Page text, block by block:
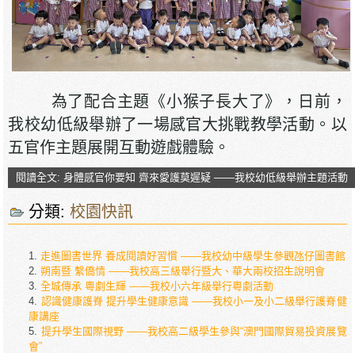
為了配合主題《小猴子長大了》，日前，
我校幼低級舉辦了一場感官大挑戰教學活動。以
五官作主題展開互動遊戲體驗。
閱讀全文: 身體感官你要知 齊來愛護莫遲疑 ——我校幼低級舉辦主題活動
分類:校園快訊
走進圖書世界 養成閱讀好習慣 ——我校幼中級學生參觀氹仔圖書館
朔南暨 繫僑情 ——我校高三級舉行暨大、華大兩校招生說明會
全城傳承 粵劇生輝 ——我校小六年級舉行粵劇活動
認識健康護脊 提升學生健康意識 ——我校小一及小二級舉行護脊健
康講座
提升學生國際視野 ——我校高二級學生參與“澳門國際貿易投資展覽
會”